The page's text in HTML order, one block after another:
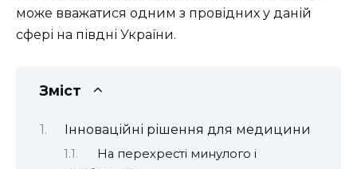
може вважатися одним з провідних у даній
сфері на півдні України.
Зміст
Інноваційні рішення для медицини
На перехресті минулого і